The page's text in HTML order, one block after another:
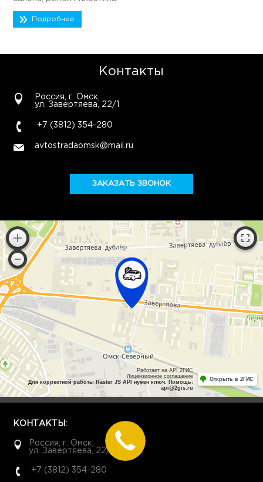
Подробнее
Контакты
Россия, г. Омск,
ул. Завертяева, 22/1
+7 (3812) 354-280
avtostradaomsk@mail.ru
ЗАКАЗАТЬ ЗВОНОК
Работает на API 2ГИС
Лицензионное соглашение
Для корректной работы Raster JS API нужен ключ. Помощь:
api@2gis.ru
Открыть в 2ГИС
КОНТАКТЫ:
Россия, г. Омск,
ул. Завертяева, 22/1
+7 (3812) 354-280